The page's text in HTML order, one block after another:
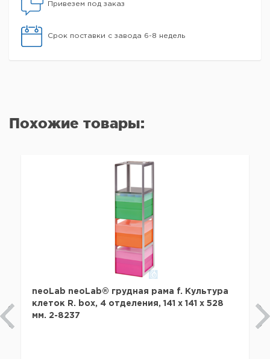
Привезем под заказ
Срок поставки с завода 6-8 недель
Похожие товары:
neoLab neoLab® грудная рама f. Культура
клеток R. box, 4 отделения, 141 x 141 x 528
мм. 2-8237